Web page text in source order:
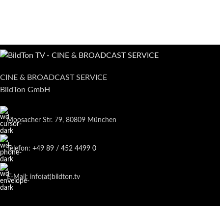
CINE & BROADCAST SERVICE
BildTon GmbH
Moosacher Str. 79, 80809 München
Telefon: +49 89 / 452 4499 0
E-Mail: info(at)bildton.tv